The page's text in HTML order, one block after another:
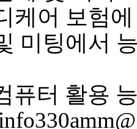
케어 보험
미팅에서
퓨터 활용